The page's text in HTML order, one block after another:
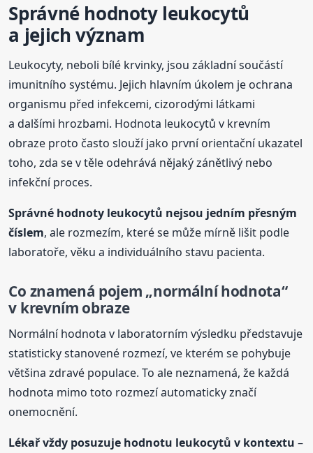
Správné hodnoty leukocytů
a jejich význam
Leukocyty, neboli bílé krvinky, jsou základní součástí
imunitního systému. Jejich hlavním úkolem je ochrana
organismu před infekcemi, cizorodými látkami
a dalšími hrozbami. Hodnota leukocytů v krevním
obraze proto často slouží jako první orientační ukazatel
toho, zda se v těle odehrává nějaký zánětlivý nebo
infekční proces.
Správné hodnoty leukocytů nejsou jedním přesným
číslem, ale rozmezím, které se může mírně lišit podle
laboratoře, věku a individuálního stavu pacienta.
Co znamená pojem „normální hodnota“
v krevním obraze
Normální hodnota v laboratorním výsledku představuje
statisticky stanovené rozmezí, ve kterém se pohybuje
většina zdravé populace. To ale neznamená, že každá
hodnota mimo toto rozmezí automaticky značí
onemocnění.
Lékař vždy posuzuje hodnotu leukocytů v kontextu –